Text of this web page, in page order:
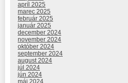
apríl 2025
marec 2025
február 2025
január 2025
december 2024
november 2024
október 2024
september 2024
august 2024
júl 2024
jún 2024